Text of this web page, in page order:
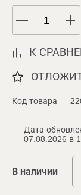
К
Код товара —
Дата
07.08.2026 в
В наличии